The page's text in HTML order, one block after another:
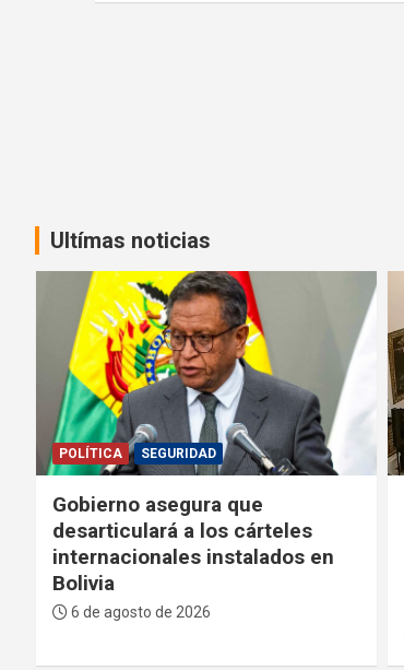
Ultímas noticias
POLÍTICA
Paz anuncia que el 11 de
agosto enviará la Ley de
Inversiones a la ALP y promete
nuevo modelo de gobernanza
en hidrocarburos